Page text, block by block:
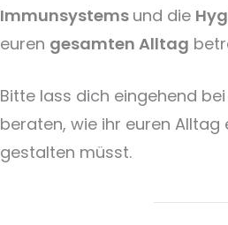
Immunsystems und die
euren gesamten Alltag
Bitte lass dich eingehend
beraten, wie ihr euren
gestalten müsst.